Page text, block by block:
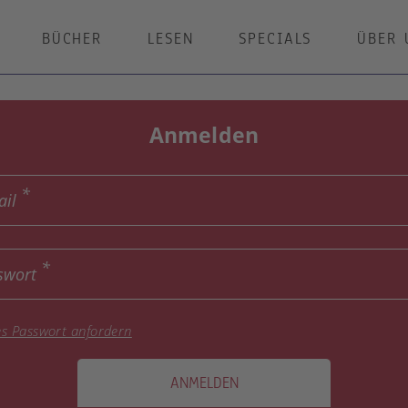
BÜCHER LESEN SPECIALS ÜBER
Anmelden
Passwort anfordern
ANMELDEN